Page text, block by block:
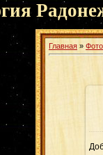
Главная »